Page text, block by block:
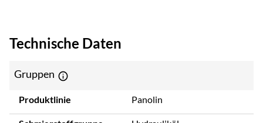
Technische Daten
Gruppen
Produktlinie Panolin